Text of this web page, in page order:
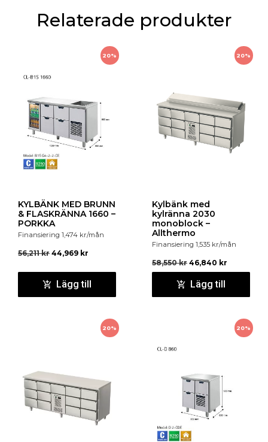
Relaterade produkter
20%
KYLBÄNK MED BRUNN
& FLASKRÄNNA 1660 –
PORKKA
Finansiering 1,474 kr/mån
56,211kr 44,969 kr
Lägg till
20%
Kylbänk med
kylränna 2030
monoblock –
Allthermo
Finansiering 1,535 kr/mån
58,550kr 46,840 kr
Lägg till
20% 20%